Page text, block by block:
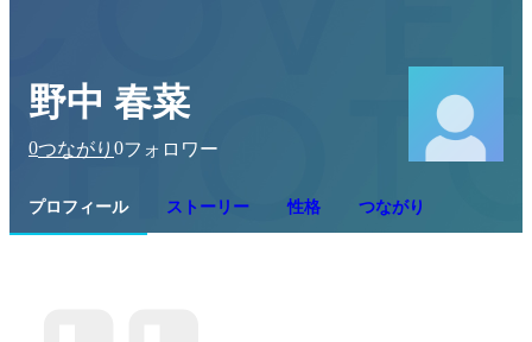
野中 春菜
0つながり 0フォロワー
プロフィール ストーリー 性格 つながり